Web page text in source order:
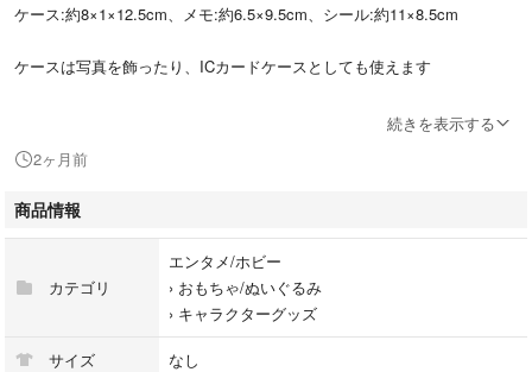
ケース:約8×1×12.5cm、メモ:約6.5×9.5cm、シール:約11×8.5cm
ケースは写真を飾ったり、ICカードケースとしても使えます
※水濡れ防止のOPP袋のみの梱包で発送させていただきます
シナモン
マイメロ
続きを表示する
2ヶ月前
商品情報
カテゴリ
エンタメ/ホビー
› おもちゃ/ぬいぐるみ
› キャラクターグッズ
サイズ なし